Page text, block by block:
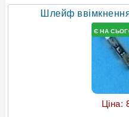
Шлейф
Є НА
Ціна: